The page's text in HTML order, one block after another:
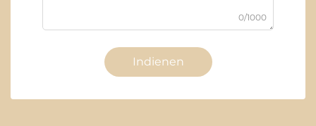
0/1000
Indienen